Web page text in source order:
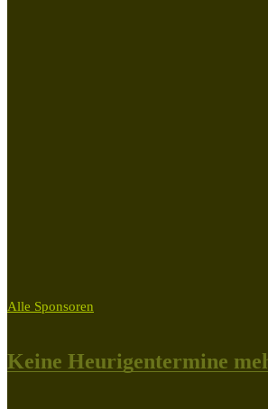
Alle Sponsoren
Keine Heurigentermine